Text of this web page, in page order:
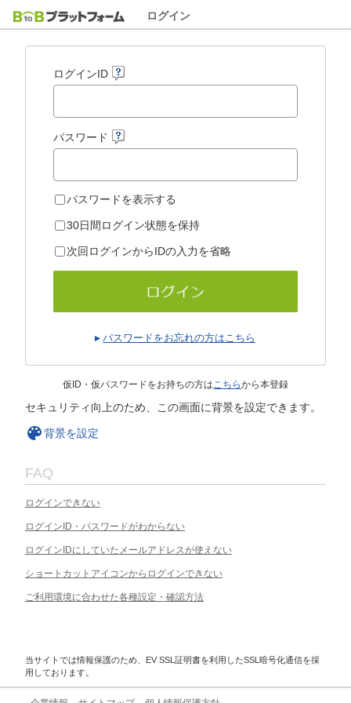
ログイン
ログインID
パスワード
パスワードを表示する
30日間ログイン状態を保持
次回ログインからIDの入力を省略
パスワードをお忘れの方はこちら
仮ID・仮パスワードをお持ちの方はこちらから本登録
セキュリティ向上のため、この画面に背景を設定できます。
背景を設定
FAQ
ログインできない
ログインID・パスワードがわからない
ログインIDにしていたメールアドレスが使えない
ショートカットアイコンからログインできない
ご利用環境に合わせた各種設定・確認方法
当サイトでは情報保護のため、EV SSL証明書を利用したSSL暗号化通信を採
用しております。